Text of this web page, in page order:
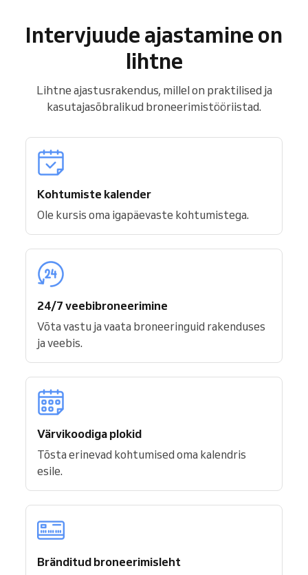
Intervjuude ajastamine on
lihtne
Lihtne ajastusrakendus, millel on praktilised ja
kasutajasõbralikud broneerimistööriistad.
Kohtumiste kalender
Ole kursis oma igapäevaste kohtumistega.
24/7 veebibroneerimine
Võta vastu ja vaata broneeringuid rakenduses
ja veebis.
Värvikoodiga plokid
Tõsta erinevad kohtumised oma kalendris
esile.
Bränditud broneerimisleht